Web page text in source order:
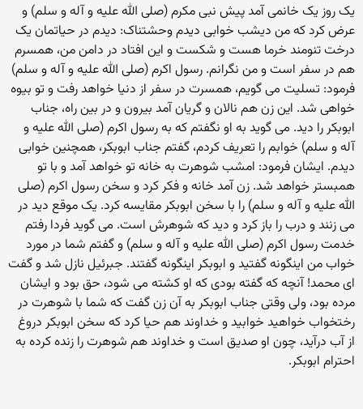
یک روز یک خانمی آمد پیش نبی مکرم (صلی الله علیه و آله و سلم) و
عرض کرد که من دیشب خوابی دیدم وحشتناک: دیدم در حیاتمان یک
درخت تنومند خرما هست و شکست و این افتاد در دامن من،‌ همسرم
هم در سفر است و من نگرانم. رسول اکرم (صلی الله علیه و آله و سلم)
فرمود: تسلیت می گویم، همسرت در سفر از دنیا خواهد رفت و تو بیوه
خواهی شد. این زن هم نالان و گریان آمد بیرون و در بین راه، جناب
ابوبکر را دید. می گوید به او نگفتم که به رسول اکرم (صلی الله علیه و
آله و سلم) خوابم را تعریف کردم، گفتم جناب ابوبکر، همچنین خوابی
دیدم. ایشان فرمود: امشب شوهرت به خانه تو خواهد آمد و با تو
همبستر خواهد شد. زن آمد خانه و فکر کرد و سخن رسول اکرم (صلی
الله علیه و آله و سلم) را با سخن ابوبکر مقایسه کرد. یک موقع دید در
می زنند و درب را باز کرد و دید که شوهرش است. می گوید فردا رفتم
خدمت رسول اکرم (صلی الله علیه و آله و سلم) و گفتم شما در مورد
خواب من اینگونه گفتید و ابوبکر اینگونه گفتند. جبرئیل نازل شد و گفت
ای محمد! آنچه که گفته بودی که او کشته می شود، حق بود و ایشان
مرده بود، ولی وقتی جناب ابوبکر به آن زن گفت که شما با شوهرت در
رختخواب خواهید خوابید و خداوند هم حیا کرد که سخن ابوبکر دروغ
از آب درآید، چون او صدیق است و خداوند هم شوهرت را زنده کرده به
احترام ابوبکر.